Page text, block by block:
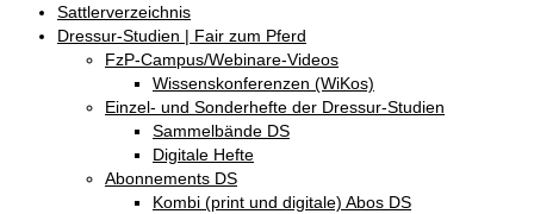
gewählt
werden
Sattlerverzeichnis
Dressur-Studien | Fair zum Pferd
FzP-Campus/Webinare-Videos
Wissenskonferenzen (WiKos)
Einzel- und Sonderhefte der Dressur-Studien
Sammelbände DS
Digitale Hefte
Abonnements DS
Kombi (print und digitale) Abos DS